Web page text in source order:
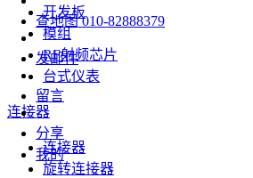
开发板
模组
RF射频芯片
台式仪表
连接器
连接器
旋转连接器
查地图 010-82888379
发邮件
留言
分享
我的